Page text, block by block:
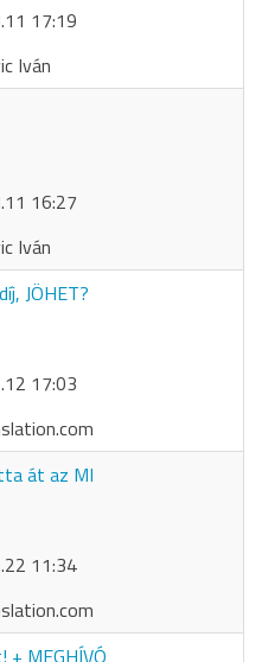
17:19
Iván
16:27
Iván
JÖHET?
17:03
át az MI
11:34
MEGHÍVÓ